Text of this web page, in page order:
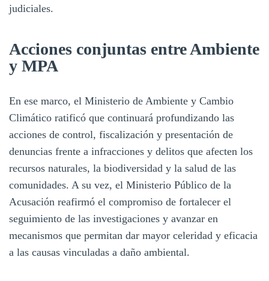
judiciales.
Acciones conjuntas entre Ambiente
y MPA
En ese marco, el Ministerio de Ambiente y Cambio
Climático ratificó que continuará profundizando las
acciones de control, fiscalización y presentación de
denuncias frente a infracciones y delitos que afecten los
recursos naturales, la biodiversidad y la salud de las
comunidades. A su vez, el Ministerio Público de la
Acusación reafirmó el compromiso de fortalecer el
seguimiento de las investigaciones y avanzar en
mecanismos que permitan dar mayor celeridad y eficacia
a las causas vinculadas a daño ambiental.